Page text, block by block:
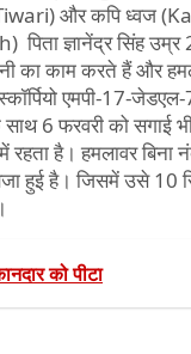
और कपि ध्वज
ज्ञानेंद्र सिंह उम्र
का काम करते हैं और
एमपी-17-
6 फरवरी को सगाई भी
है। हमलावर
सजा हुई है। जिसमें उसे
को पीटा